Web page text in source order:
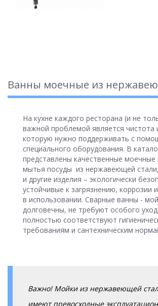
Ванны моечные из
На кухне каждого ресторана (и не
важной проблемой является чистота
которую нужно поддерживать с
специального оборудования. В
представлены качественные моечные
мытья посуды из нержавеющей
и другие изделия – экологически
устойчивые к загрязнению, коррозии
в использовании. Сварные ванны -
долговечны, не требуют особого
полностью соответствуют
требованиям и сантехническим
Важно! Мойки из нержавеющей
имеют превосходные